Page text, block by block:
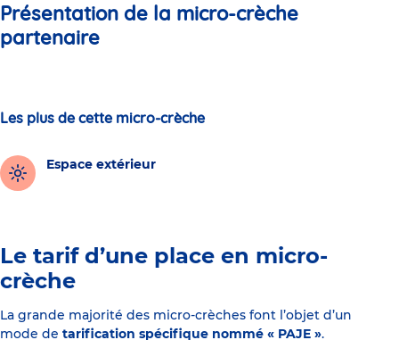
Présentation de la micro-crèche
partenaire
Les plus de cette micro-crèche
Espace extérieur
Le tarif d’une place en micro-
crèche
La grande majorité des micro-crèches font l’objet d’un
mode de tarification spécifique nommé « PAJE ».